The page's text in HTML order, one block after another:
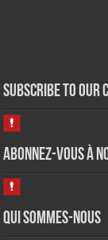
Subscribe to our
Abonnez-vous à
Qui sommes-nous